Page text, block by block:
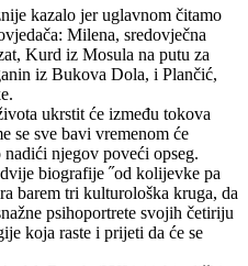
kazalo jer uglavnom čitamo
Milena, sredovječna
Kurd iz Mosula na putu za
iz Bukova Dola, i Plančić,
ukrstit će između tokova
se sve bavi vremenom će
njegov poveći opseg.
biografije ˝od kolijevke pa
barem tri kulturološka kruga, da
psihoportrete svojih četiriju
koja raste i prijeti da će se